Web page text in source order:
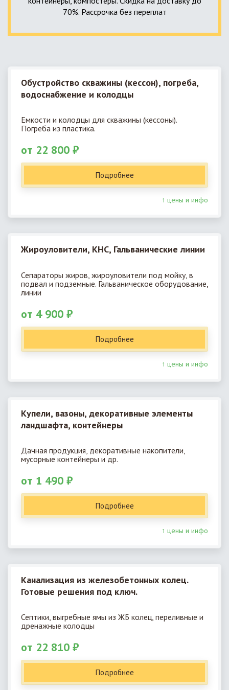
70%. Рассрочка без переплат
Обустройство скважины (кессон), погреба,
водоснабжение и колодцы
Емкости и колодцы для скважины (кессоны).
Погреба из пластика.
от 22 800 ₽
Подробнее
↑ цены и инфо
Жироуловители, КНС, Гальванические линии
Сепараторы жиров, жироуловители под мойку, в
подвал и подземные. Гальваническое оборудование,
линии
от 4 900 ₽
Подробнее
↑ цены и инфо
Купели, вазоны, декоративные элементы
ландшафта, контейнеры
Дачная продукция, декоративные накопители,
мусорные контейнеры и др.
от 1 490 ₽
Подробнее
↑ цены и инфо
Канализация из железобетонных колец.
Готовые решения под ключ.
Септики, выгребные ямы из ЖБ колец, переливные и
дренажные колодцы
от 22 810 ₽
Подробнее